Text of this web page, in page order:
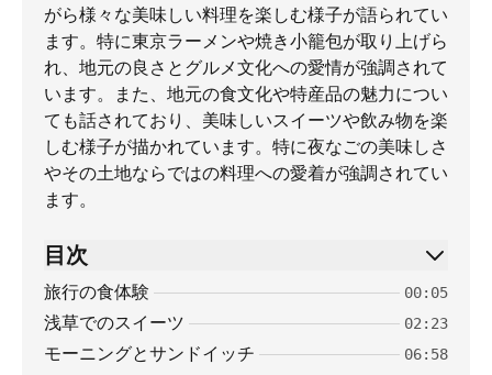
がら様々な美味しい料理を楽しむ様子が語られてい
ます。特に東京ラーメンや焼き小籠包が取り上げら
れ、地元の良さとグルメ文化への愛情が強調されて
います。また、地元の食文化や特産品の魅力につい
ても話されており、美味しいスイーツや飲み物を楽
しむ様子が描かれています。特に夜なごの美味しさ
やその土地ならではの料理への愛着が強調されてい
ます。
目次
旅行の食体験 00:05
浅草でのスイーツ 02:23
モーニングとサンドイッチ 06:58